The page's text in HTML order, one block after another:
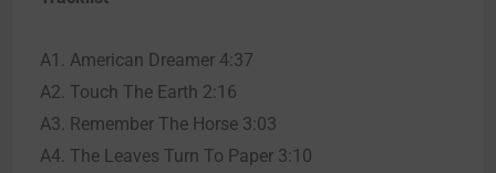
A1. American Dreamer 4:37
A2. Touch The Earth 2:16
A3. Remember The Horse 3:03
A4. The Leaves Turn To Paper 3:10